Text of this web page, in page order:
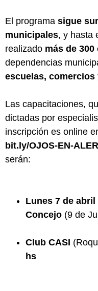
El programa sigue
municipales, y hasta
realizado más de
dependencias
escuelas,
Las capacitaciones,
dictadas por
inscripción es online
bit.ly/OJOS-EN-
serán:
Lunes 7 de abril
Concejo (9 de
Club CASI
hs